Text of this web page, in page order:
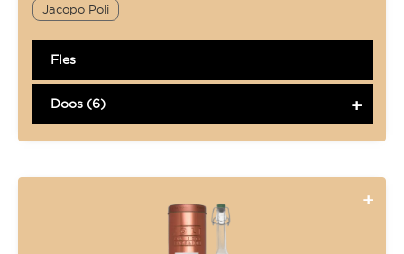
Jacopo Poli
Fles
Doos (6)